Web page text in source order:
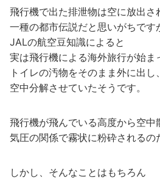
飛行機で出た排泄物は空に放出さ
一種の都市伝説だと思いがちです
JALの航空豆知識によると
実は飛行機による海外旅行が始ま
トイレの汚物をそのまま外に出し、
空中分解させていたそうです。
飛行機が飛んでいる高度から空中
気圧の関係で霧状に粉砕されるの
しかし、そんなことはもちろん